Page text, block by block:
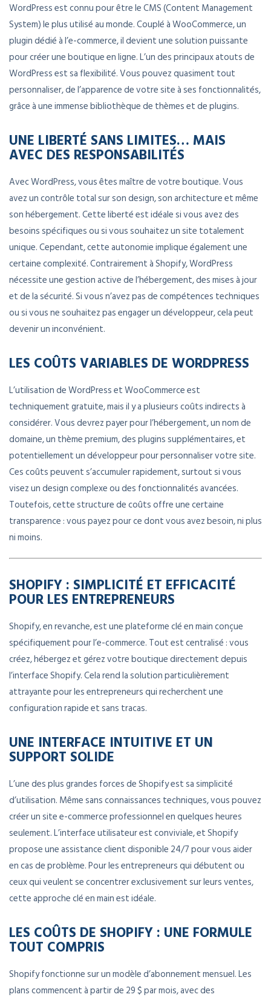
WordPress est connu pour être le CMS (Content Management
System) le plus utilisé au monde. Couplé à WooCommerce, un
plugin dédié à l’e-commerce, il devient une solution puissante
pour créer une boutique en ligne. L’un des principaux atouts de
WordPress est sa flexibilité. Vous pouvez quasiment tout
personnaliser, de l’apparence de votre site à ses fonctionnalités,
grâce à une immense bibliothèque de thèmes et de plugins.
UNE LIBERTÉ SANS LIMITES… MAIS
AVEC DES RESPONSABILITÉS
Avec WordPress, vous êtes maître de votre boutique. Vous
avez un contrôle total sur son design, son architecture et même
son hébergement. Cette liberté est idéale si vous avez des
besoins spécifiques ou si vous souhaitez un site totalement
unique. Cependant, cette autonomie implique également une
certaine complexité. Contrairement à Shopify, WordPress
nécessite une gestion active de l’hébergement, des mises à jour
et de la sécurité. Si vous n’avez pas de compétences techniques
ou si vous ne souhaitez pas engager un développeur, cela peut
devenir un inconvénient.
LES COÛTS VARIABLES DE WORDPRESS
L’utilisation de WordPress et WooCommerce est
techniquement gratuite, mais il y a plusieurs coûts indirects à
considérer. Vous devrez payer pour l’hébergement, un nom de
domaine, un thème premium, des plugins supplémentaires, et
potentiellement un développeur pour personnaliser votre site.
Ces coûts peuvent s’accumuler rapidement, surtout si vous
visez un design complexe ou des fonctionnalités avancées.
Toutefois, cette structure de coûts offre une certaine
transparence : vous payez pour ce dont vous avez besoin, ni plus
ni moins.
SHOPIFY : SIMPLICITÉ ET EFFICACITÉ
POUR LES ENTREPRENEURS
Shopify, en revanche, est une plateforme clé en main conçue
spécifiquement pour l’e-commerce. Tout est centralisé : vous
créez, hébergez et gérez votre boutique directement depuis
l’interface Shopify. Cela rend la solution particulièrement
attrayante pour les entrepreneurs qui recherchent une
configuration rapide et sans tracas.
UNE INTERFACE INTUITIVE ET UN
SUPPORT SOLIDE
L’une des plus grandes forces de Shopify est sa simplicité
d’utilisation. Même sans connaissances techniques, vous pouvez
créer un site e-commerce professionnel en quelques heures
seulement. L’interface utilisateur est conviviale, et Shopify
propose une assistance client disponible 24/7 pour vous aider
en cas de problème. Pour les entrepreneurs qui débutent ou
ceux qui veulent se concentrer exclusivement sur leurs ventes,
cette approche clé en main est idéale.
LES COÛTS DE SHOPIFY : UNE FORMULE
TOUT COMPRIS
Shopify fonctionne sur un modèle d’abonnement mensuel. Les
plans commencent à partir de 29 $ par mois, avec des